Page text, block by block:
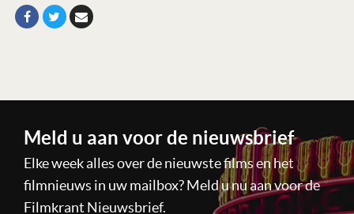
Meld u aan voor de nieuwsbrief
Elke week alles over de nieuwste films en het
filmnieuws in uw mailbox? Meld u nu aan voor de
Filmkrant Nieuwsbrief.